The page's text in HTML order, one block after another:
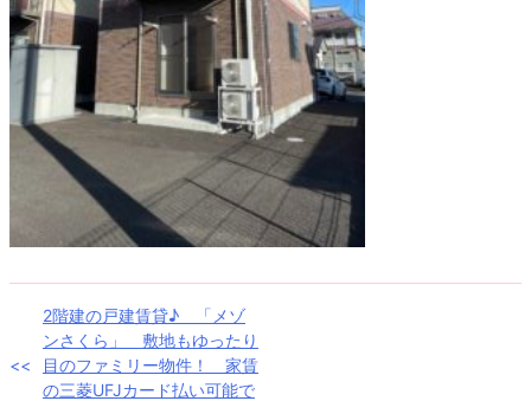
稿
2階建の戸建賃貸♪ 「メゾ
ンさくら」 敷地もゆったり
目のファミリー物件！ 家賃
の三菱UFJカード払い可能で